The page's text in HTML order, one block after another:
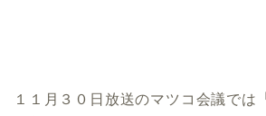
１１月３０日放送のマツコ会議では